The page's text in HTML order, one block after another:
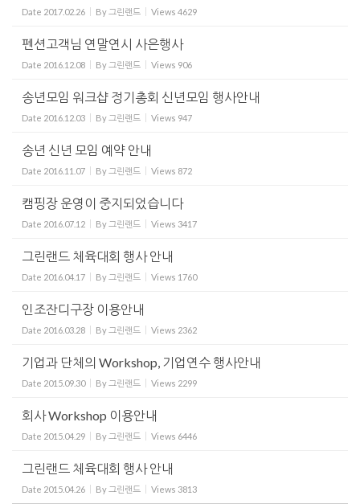
Date 2017.02.26 By 그린랜드 Views 4629
펜션고객님 연말연시 사은행사
Date 2016.12.08 By 그린랜드 Views 906
송년모임 워크샵 정기총회 신년모임 행사안내
Date 2016.12.03 By 그린랜드 Views 947
송년 신년 모임 예약 안내
Date 2016.11.07 By 그린랜드 Views 872
캠핑장 운영이 중지되었습니다
Date 2016.07.12 By 그린랜드 Views 3417
그린랜드 체육대회 행사 안내
Date 2016.04.17 By 그린랜드 Views 1760
인조잔디구장 이용안내
Date 2016.03.28 By 그린랜드 Views 2362
기업과 단체의 Workshop, 기업연수 행사안내
Date 2015.09.30 By 그린랜드 Views 2299
회사 Workshop 이용안내
Date 2015.04.29 By 그린랜드 Views 6446
그린랜드 체육대회 행사 안내
Date 2015.04.26 By 그린랜드 Views 3813